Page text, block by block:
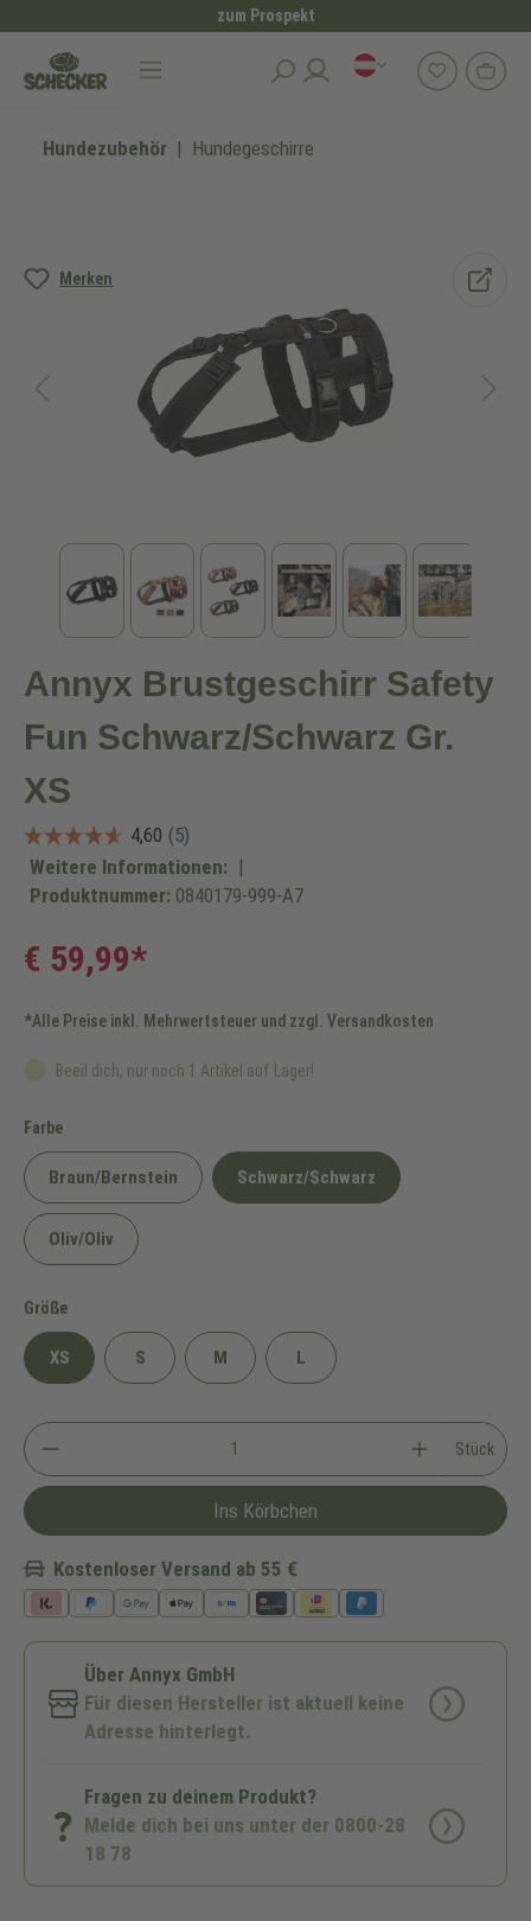
zum Prospekt
Hundezubehör Hundegeschirre
Merken
Bildergalerie überspringen
Annyx Brustgeschirr Safety
Fun Schwarz/Schwarz Gr.
XS
Weitere Informationen: |
Produktnummer: 0840179-999-A7
€ 59,99*
*Alle Preise inkl. Mehrwertsteuer und zzgl. Versandkosten
Beeil dich, nur noch 1 Artikel auf Lager!
Farbeauswählen
Braun/Bernstein Schwarz/Schwarz
Oliv/Oliv
Größeauswählen
XS S M L
Stück
Ins Körbchen
Kostenloser Versand ab 55 €
Über Annyx GmbH
Für diesen Hersteller ist aktuell keine
Adresse hinterlegt.
Fragen zu deinem Produkt?
Melde dich bei uns unter der 0800-28
18 78